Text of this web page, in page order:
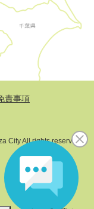
責事項
City All rights reserved.